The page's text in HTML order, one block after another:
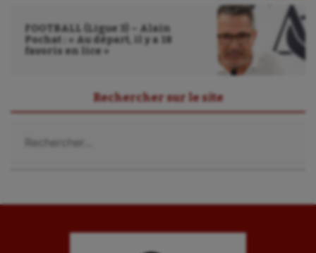
FOOTBALL (Ligue 3) – Alain
Pochat : « Au départ, il y a 18
favoris en lice »
Rechercher sur le site